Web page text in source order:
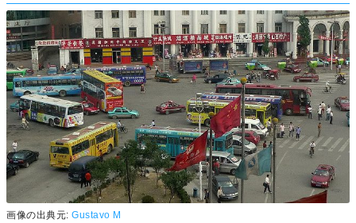
画像の出典元: Gustavo M